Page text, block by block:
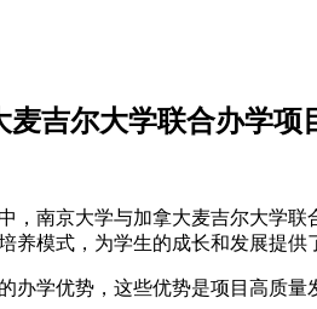
吉尔大学联合办学项
，南京大学与加拿大麦吉尔大学
养模式，为学生的成长和发展提供
办学优势，这些优势是项目高质量